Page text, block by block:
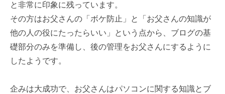
と非常に印象に残っています。
その方はお父さんの「ボケ防止」と「お父さんの知識が
他の人の役にたったらいい」という点から、ブログの基
礎部分のみを準備し、後の管理をお父さんにするように
したようです。
企みは大成功で、お父さんはパソコンに関する知識とブ